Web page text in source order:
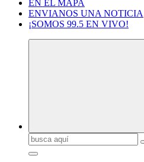
EN EL MAPA
ENVIANOS UNA NOTICIA
¡SOMOS 99.5 EN VIVO!
Buscar: